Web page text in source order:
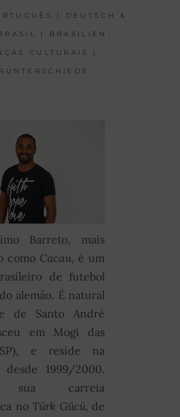
| DEUTSCH &
| BRASILIEN
CULTURAIS |
Barreto, mais
como Cacau, é um
de futebol
alemão. É natural
de Santo André
em Mogi das
e reside na
desde 1999/2000.
sua carreia
no Türk Gücü, de